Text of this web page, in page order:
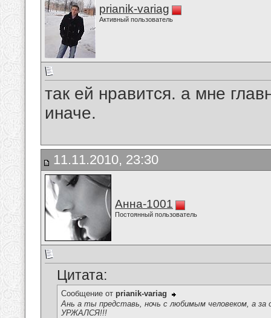
prianik-variag
Активный пользователь
так ей нравится. а мне
иначе.
11.11.2010, 23:30
Анна-1001
Постоянный пользователь
Цитата:
Сообщение от prianik-variag
Ань а ты представь, ночь с любимым человеком, а
УРЖАЛСЯ!!!